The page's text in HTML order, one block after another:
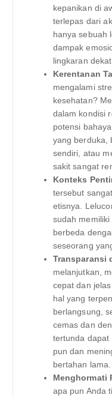
kepanikan di
terlepas dari
hanya sebuah
dampak
lingkaran
Kerentanan
mengalami
kesehatan?
dalam kondisi
potensi
yang berduka,
sendiri, atau
sakit sangat
Konteks
tersebut
etisnya.
sudah
berbeda
seseorang
Transparansi
melanjutkan,
cepat dan
hal yang
berlangsung,
cemas dan
tertunda dapat
pun dan
bertahan lama.
Menghormati
apa pun Anda